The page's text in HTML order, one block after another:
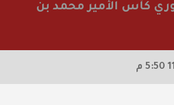
كأس الأمير محمد بن